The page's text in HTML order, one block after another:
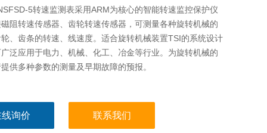
5转速监测表采用ARM为核心的智能转速监控保护仪
阻转速传感器、齿轮转速传感器，可测量各种旋转机械的
、齿条的转速、线速度。适合旋转机械装置TSI的系统设计
泛应用于电力、机械、化工、冶金等行业。为旋转机械的
供多种参数的测量及早期故障的预报。
询价 联系我们